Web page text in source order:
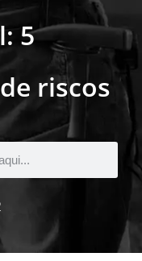
5
riscos